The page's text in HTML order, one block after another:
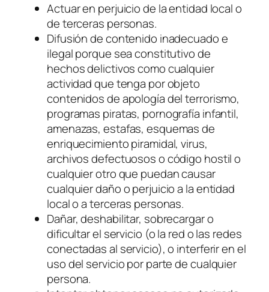
Actuar en perjuicio de la entidad local o
de terceras personas.
Difusión de contenido inadecuado e
ilegal porque sea constitutivo de
hechos delictivos como cualquier
actividad que tenga por objeto
contenidos de apología del terrorismo,
programas piratas, pornografía infantil,
amenazas, estafas, esquemas de
enriquecimiento piramidal, virus,
archivos defectuosos o código hostil o
cualquier otro que puedan causar
cualquier daño o perjuicio a la entidad
local o a terceras personas.
Dañar, deshabilitar, sobrecargar o
dificultar el servicio (o la red o las redes
conectadas al servicio), o interferir en el
uso del servicio por parte de cualquier
persona.